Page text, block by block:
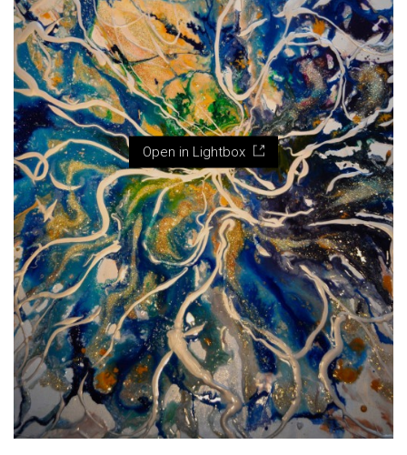
Open in Lightbox